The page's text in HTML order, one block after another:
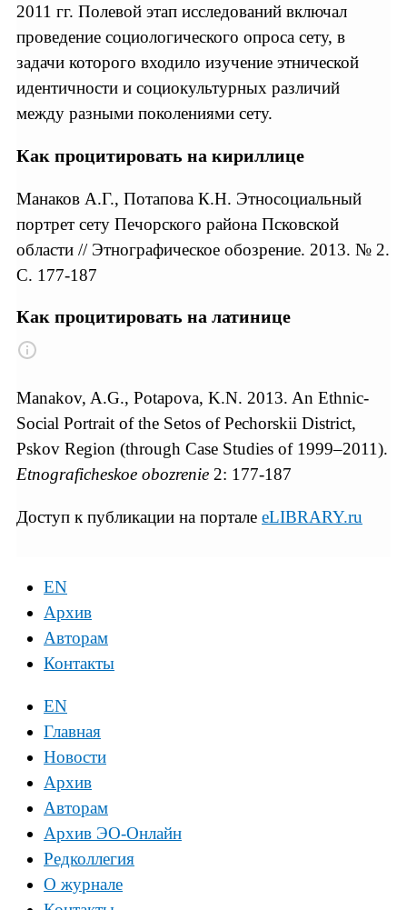
2011 гг. Полевой этап исследований включал
проведение социологического опроса сету, в
задачи которого входило изучение этнической
идентичности и социокультурных различий
между разными поколениями сету.
Как процитировать на кириллице
Манаков А.Г., Потапова К.Н. Этносоциальный
портрет сету Печорского района Псковской
области // Этнографическое обозрение. 2013. № 2.
С. 177-187
Как процитировать на латинице
Manakov, A.G., Potapova, K.N. 2013. An Ethnic-
Social Portrait of the Setos of Pechorskii District,
Pskov Region (through Case Studies of 1999–2011).
Etnograficheskoe obozrenie 2: 177-187
Доступ к публикации на портале eLIBRARY.ru
EN
Архив
Авторам
Контакты
EN
Главная
Новости
Архив
Авторам
Архив ЭО-Онлайн
Редколлегия
О журнале